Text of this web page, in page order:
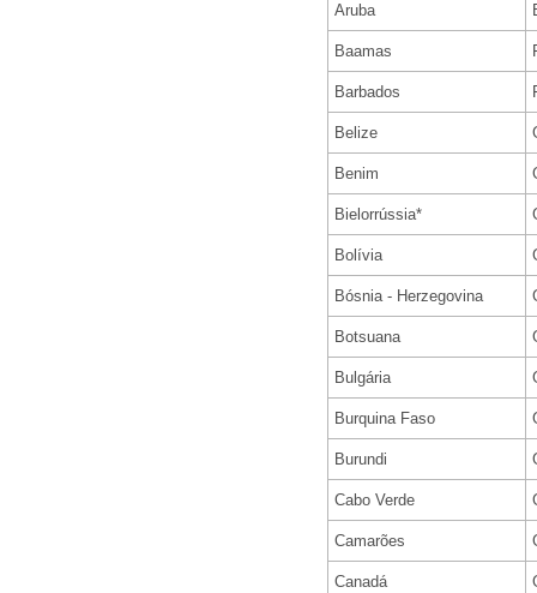
Aruba
Baamas
Barbados
Belize
Benim
Bielorrússia*
Bolívia
Bósnia - Herzegovina
Botsuana
Bulgária
Burquina Faso
Burundi
Cabo Verde
Camarões
Canadá